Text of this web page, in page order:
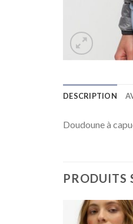
DESCRIPTION
Doudoune à
PRODUITS